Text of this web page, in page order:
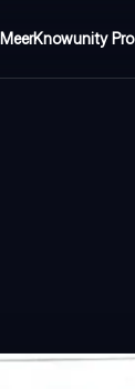
MeerKnowunity Pro